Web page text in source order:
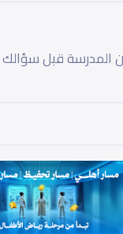
المدرسة قبل سؤالك